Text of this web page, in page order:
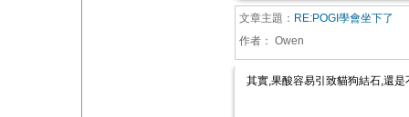
文章主題： RE:POGI學會坐下了
作者： Owen
其實,果酸容易引致貓狗結石,還